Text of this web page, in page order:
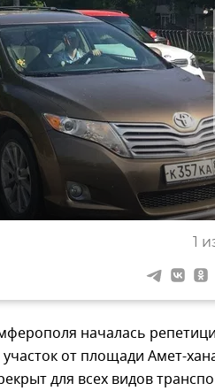
1
началась
от площади Амет-
для всех видов